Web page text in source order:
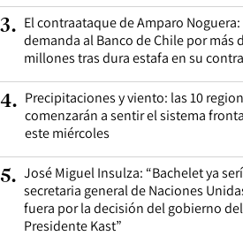
3. El contraataque de Amparo
demanda al Banco de Chile por más
millones tras dura estafa en su contra
4. Precipitaciones y viento: las 10
comenzarán a sentir el sistema
este miércoles
5. José Miguel Insulza: “Bachelet ya
secretaria general de Naciones
fuera por la decisión del gobierno del
Presidente Kast”